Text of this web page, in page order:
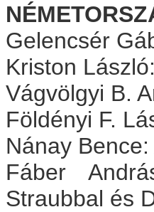
Gelencsér
Kriston László:
Vágvölgyi B.
Földényi F.
Nánay Bence:
Fáber
Straubbal és